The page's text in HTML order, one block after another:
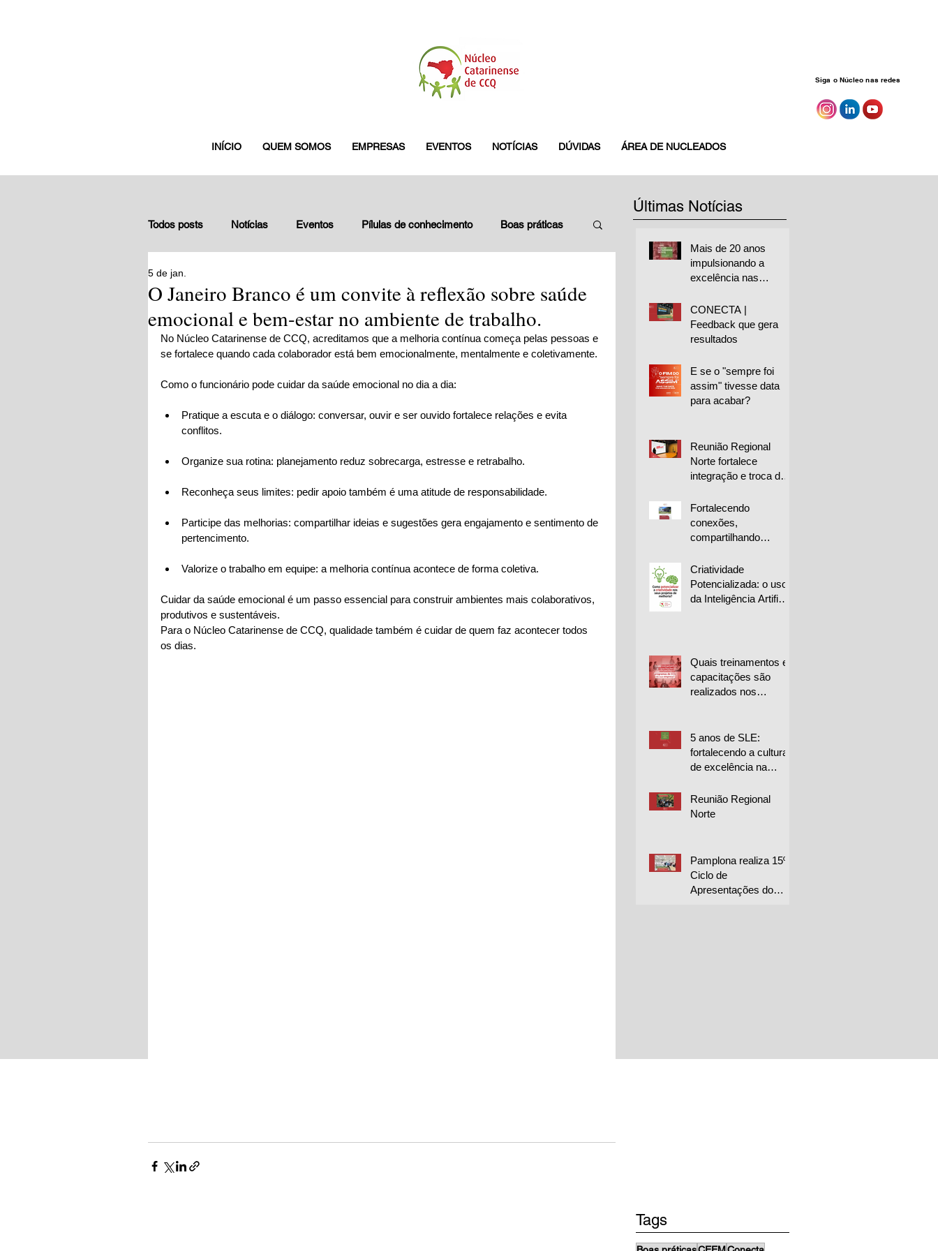
Siga o Núcleo nas redes
INÍCIO QUEM SOMOS EMPRESAS EVENTOS NOTÍCIAS DÚVIDAS ÁREA DE NUCLEADOS
Todos posts Notícias Eventos Pílulas de conhecimento Boas práticas
Depoimentos de gestores nucleados
O Janeiro Branco é um convite à reflexão sobre saúde
emocional e bem-estar no ambiente de trabalho.
5 de jan.
No Núcleo Catarinense de CCQ, acreditamos que a melhoria contínua começa pelas pessoas e
se fortalece quando cada colaborador está bem emocionalmente, mentalmente e coletivamente.
Como o funcionário pode cuidar da saúde emocional no dia a dia:
Pratique a escuta e o diálogo: conversar, ouvir e ser ouvido fortalece relações e evita
conflitos.
Organize sua rotina: planejamento reduz sobrecarga, estresse e retrabalho.
Reconheça seus limites: pedir apoio também é uma atitude de responsabilidade.
Participe das melhorias: compartilhar ideias e sugestões gera engajamento e sentimento de
pertencimento.
Valorize o trabalho em equipe: a melhoria contínua acontece de forma coletiva.
Cuidar da saúde emocional é um passo essencial para construir ambientes mais colaborativos,
produtivos e sustentáveis.
Para o Núcleo Catarinense de CCQ, qualidade também é cuidar de quem faz acontecer todos
os dias.
Últimas Notícias
Mais de 20 anos
impulsionando a
excelência nas
CONECTA |
Feedback que gera
resultados
E se o "sempre foi
assim" tivesse data
para acabar?
Reunião Regional
Norte fortalece
integração e troca de
empresas
Fortalecendo
conexões,
compartilhando
impulsionando a
melhoria contínua
Criatividade
Potencializada: o uso
da Inteligência Artificial
Quais treinamentos e
capacitações são
realizados nos
5 anos de SLE:
fortalecendo a cultura
de excelência na
Reunião Regional
Norte
Pamplona realiza 15º
Ciclo de
Apresentações do
Tags